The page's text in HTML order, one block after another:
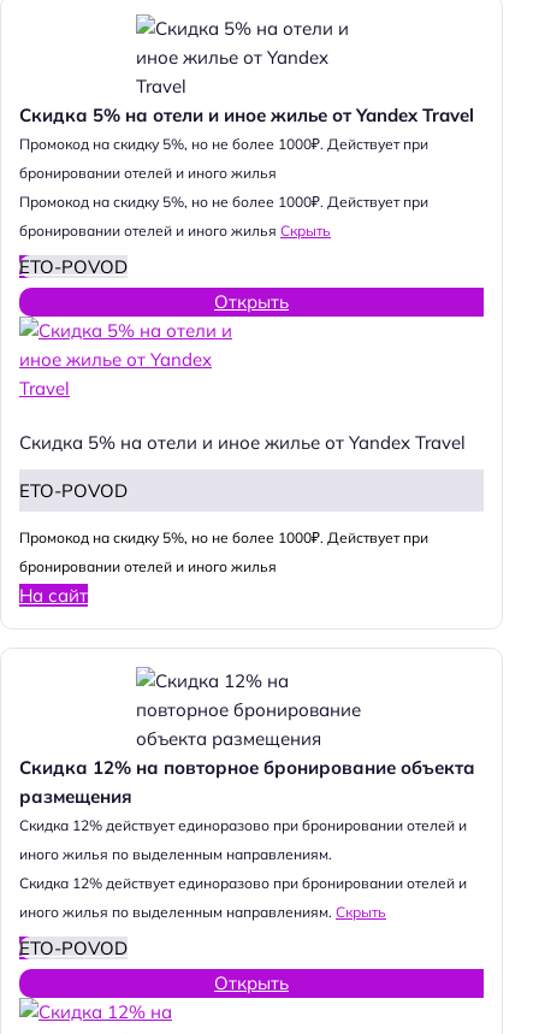
Скидка 5% на отели и иное жилье от Yandex Travel
Промокод на скидку 5%, но не более 1000₽. Действует при
бронировании отелей и иного жилья
Промокод на скидку 5%, но не более 1000₽. Действует при
бронировании отелей и иного жилья Скрыть
ETO-POVOD
Открыть
Скидка 5% на отели и иное жилье от Yandex Travel
ETO-POVOD
Промокод на скидку 5%, но не более 1000₽. Действует при
бронировании отелей и иного жилья
На сайт
Скидка 12% на повторное бронирование объекта
размещения
Cкидка 12% действует единоразово при бронировании отелей и
иного жилья по выделенным направлениям.
Cкидка 12% действует единоразово при бронировании отелей и
иного жилья по выделенным направлениям. Скрыть
ETO-POVOD
Открыть